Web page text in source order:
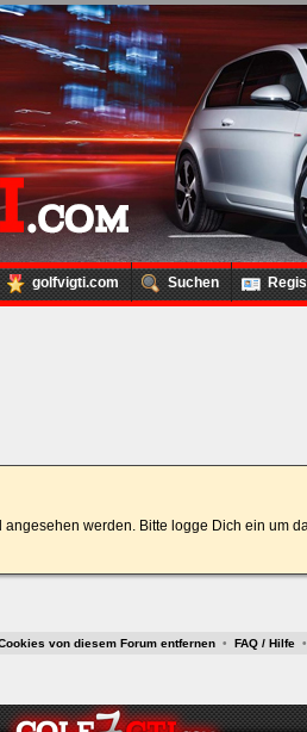
golfvigti.com Suchen
werden. Bitte logge Dich ein um
von diesem Forum entfernen • FAQ / Hilfe •